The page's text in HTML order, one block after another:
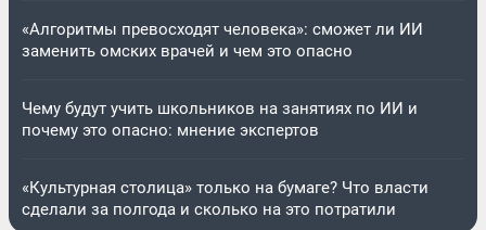
«Алгоритмы превосходят человека»: сможет ли ИИ
заменить омских врачей и чем это опасно
Чему будут учить школьников на занятиях по ИИ и
почему это опасно: мнение экспертов
«Культурная столица» только на бумаге? Что власти
сделали за полгода и сколько на это потратили